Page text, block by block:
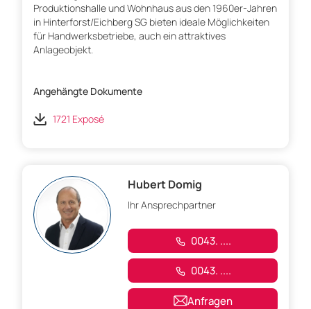
Produktionshalle und Wohnhaus aus den 1960er-Jahren
in Hinterforst/Eichberg SG bieten ideale Möglichkeiten
für Handwerksbetriebe, auch ein attraktives
Anlageobjekt.
Angehängte Dokumente
1721 Exposé
Hubert Domig
Ihr Ansprechpartner
0043. ....
0043. ....
Anfragen